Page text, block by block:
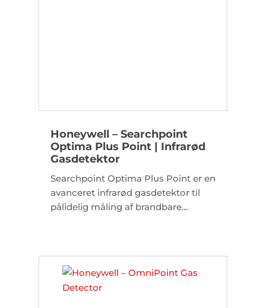
Honeywell – Searchpoint
Optima Plus Point | Infrarød
Gasdetektor
Searchpoint Optima Plus Point er en
avanceret infrarød gasdetektor til
pålidelig måling af brandbare
giftstoffer.